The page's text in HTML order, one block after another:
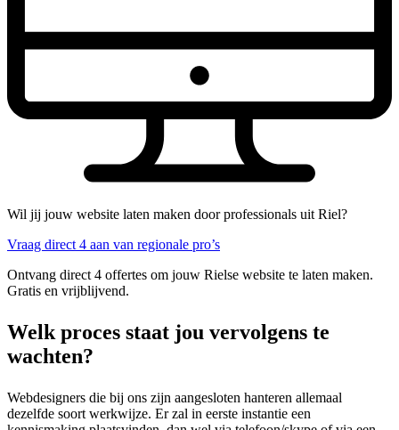
Wil jij jouw website laten maken door professionals uit Riel?
Vraag direct 4 aan van regionale pro’s
Ontvang direct 4 offertes om jouw Rielse website te laten maken.
Gratis en vrijblijvend.
Welk proces staat jou vervolgens te
wachten?
Webdesigners die bij ons zijn aangesloten hanteren allemaal
dezelfde soort werkwijze. Er zal in eerste instantie een